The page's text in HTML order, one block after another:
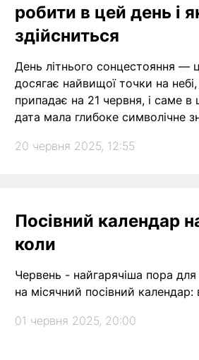
робити в цей день і
здійсниться
День літнього сонцестояння —
досягає найвищої точки на
припадає на 21 червня, і саме в
дата мала глибоке символічне
стали частиною Івана Купала.
20 червня 2025, 12:55
Посівний календар
коли
Червень - найгарячіша пора
на місячний посівний
01 червня 2025, 20:00